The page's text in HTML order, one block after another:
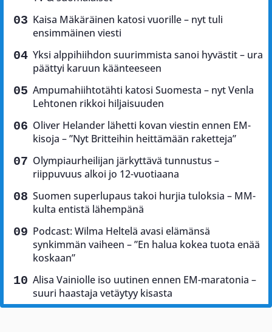
Kaisa Mäkäräinen katosi vuorille – nyt tuli
ensimmäinen viesti
Yksi alppihiihdon suurimmista sanoi hyvästit – ura
päättyi karuun käänteeseen
Ampumahiihtotähti katosi Suomesta – nyt Venla
Lehtonen rikkoi hiljaisuuden
Oliver Helander lähetti kovan viestin ennen EM-
kisoja – ”Nyt Britteihin heittämään raketteja”
Olympiaurheilijan järkyttävä tunnustus –
riippuvuus alkoi jo 12-vuotiaana
Suomen superlupaus takoi hurjia tuloksia – MM-
kulta entistä lähempänä
Podcast: Wilma Heltelä avasi elämänsä
synkimmän vaiheen – ”En halua kokea tuota enää
koskaan”
Alisa Vainiolle iso uutinen ennen EM-maratonia –
suuri haastaja vetäytyy kisasta